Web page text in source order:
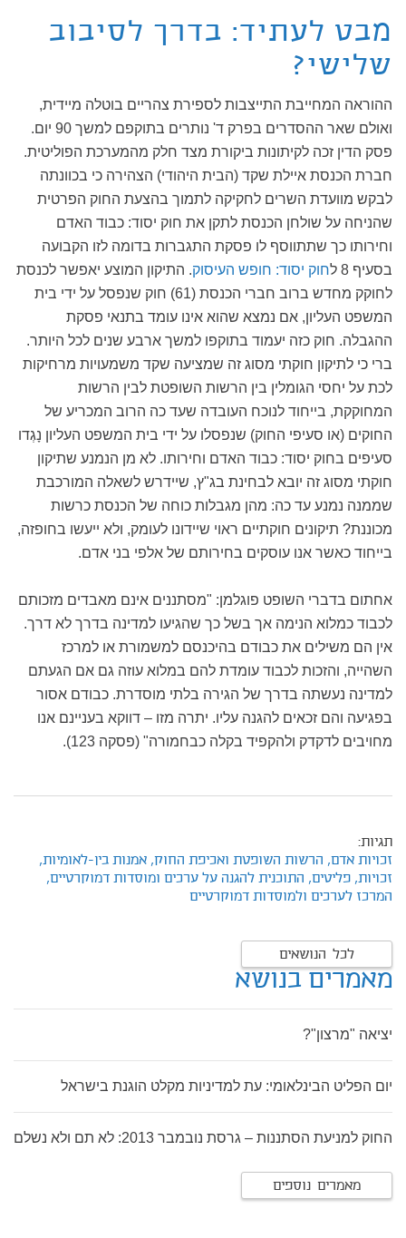
מבט לעתיד: בדרך לסיבוב
שלישי?
ההוראה המחייבת התייצבות לספירת צהריים בוטלה מיידית,
ואולם שאר ההסדרים בפרק ד' נותרים בתוקפם למשך 90 יום.
פסק הדין זכה לקיתונות ביקורת מצד חלק מהמערכת הפוליטית.
חברת הכנסת איילת שקד (הבית היהודי) הצהירה כי בכוונתה
לבקש מוועדת השרים לחקיקה לתמוך בהצעת החוק הפרטית
שהניחה על שולחן הכנסת לתקן את חוק יסוד: כבוד האדם
וחירותו כך שתתווסף לו פסקת התגברות בדומה לזו הקבועה
בסעיף 8 ל
חוק יסוד: חופש העיסוק. התיקון המוצע יאפשר לכנסת
לחוקק מחדש ברוב חברי הכנסת (61) חוק שנפסל על ידי בית
המשפט העליון, אם נמצא שהוא אינו עומד בתנאי פסקת
ההגבלה. חוק כזה יעמוד בתוקפו למשך ארבע שנים לכל היותר.
ברי כי לתיקון חוקתי מסוג זה שמציעה שקד משמעויות מרחיקות
לכת על יחסי הגומלין בין הרשות השופטת לבין הרשות
המחוקקת, בייחוד לנוכח העובדה שעד כה הרוב המכריע של
החוקים (או סעיפי החוק) שנפסלו על ידי בית המשפט העליון נָגְדו
סעיפים בחוק יסוד: כבוד האדם וחירותו. לא מן הנמנע שתיקון
חוקתי מסוג זה יובא לבחינת בג"ץ, שיידרש לשאלה המורכבת
שממנה נמנע עד כה: מהן מגבלות כוחה של הכנסת כרשות
מכוננת? תיקונים חוקתיים ראוי שיידונו לעומק, ולא ייעשו בחופזה,
בייחוד כאשר אנו עוסקים בחירותם של אלפי בני אדם.
אחתום בדברי השופט פוגלמן: "מסתננים אינם מאבדים מזכותם
לכבוד כמלוא הנימה אך בשל כך שהגיעו למדינה בדרך לא דרך.
אין הם משילים את כבודם בהיכנסם למשמורת או למרכז
השהייה, והזכות לכבוד עומדת להם במלוא עוזה גם אם הגעתם
למדינה נעשתה בדרך של הגירה בלתי מוסדרת. כבודם אסור
בפגיעה והם זכאים להגנה עליו. יתרה מזו – דווקא בעניינם אנו
מחויבים לדקדק ולהקפיד בקלה כבחמורה" (פסקה 123).
תגיות:
זכויות אדם, הרשות השופטת ואכיפת החוק, אמנות בין-לאומיות,
זכויות, פליטים, התוכנית להגנה על ערכים ומוסדות דמוקרטיים,
המרכז לערכים ולמוסדות דמוקרטיים
לכל הנושאים
מאמרים בנושא
יציאה "מרצון"?
יום הפליט הבינלאומי: עת למדיניות מקלט הוגנת בישראל
החוק למניעת הסתננות – גרסת נובמבר 2013: לא תם ולא נשלם
מאמרים נוספים